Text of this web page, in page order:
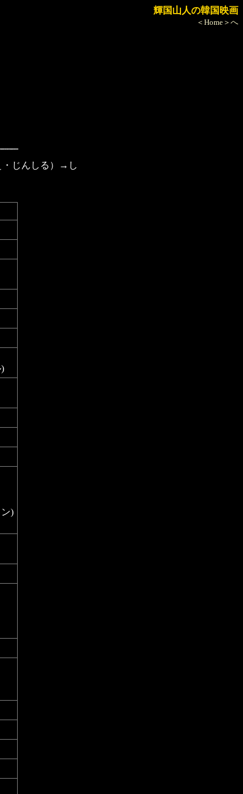
輝国山人の韓国映画
＜Home＞へ
・じんしる）→し
)